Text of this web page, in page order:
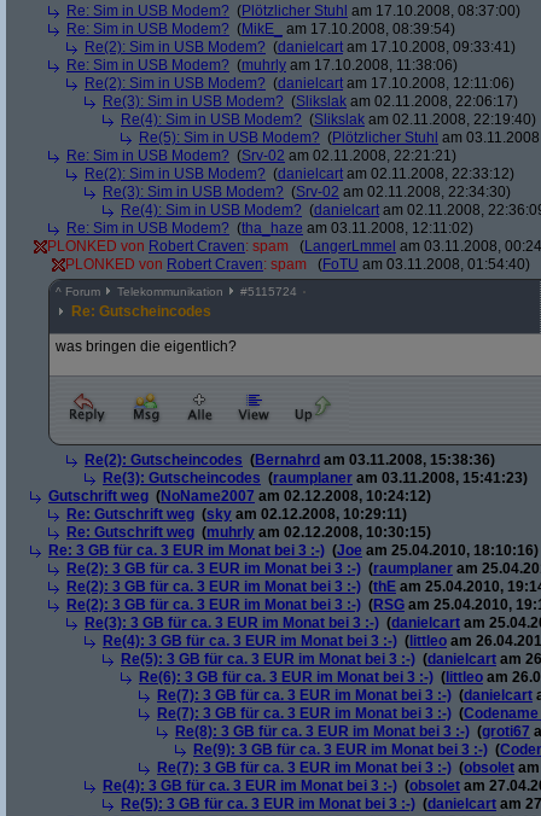
Re: Sim in USB Modem? (Plötzlicher Stuhl am 17.10.2008, 08:37:00)
Re: Sim in USB Modem? (MikE_
am 17.10.2008, 08:39:54)
Re(2): Sim in USB Modem? (danielcart am 17.10.2008, 09:33:41)
Re: Sim in USB Modem? (muhrly am 17.10.2008, 11:38:06)
Re(2): Sim in USB Modem? (danielcart am 17.10.2008, 12:11:06)
Re(3): Sim in USB Modem? (Slikslak am 02.11.2008, 22:06:17)
Re(4): Sim in USB Modem? (Slikslak am 02.11.2008, 22:19:40)
Re(5): Sim in USB Modem? (Plötzlicher Stuhl am
Re: Sim in USB Modem? (Srv-02 am 02.11.2008, 22:21:21)
Re(2): Sim in USB Modem? (danielcart am 02.11.2008, 22:33:12)
Re(3): Sim in USB Modem? (Srv-02 am 02.11.2008, 22:34:30)
Re(4): Sim in USB Modem? (danielcart am 02.11.2008,
Re: Sim in USB Modem? (tha_haze am 03.11.2008, 12:11:02)
PLONKED von Robert Craven: spam (LangerLmmel am 03.11.2008,
PLONKED von Robert Craven: spam (FoTU am 03.11.2008, 01:54:40)
^ Forum Telekommunikation #5115724
Re: Gutscheincodes
was bringen die eigentlich?
Re(2): Gutscheincodes (Bernahrd am 03.11.2008, 15:38:36)
Re(3): Gutscheincodes (raumplaner am 03.11.2008, 15:41:23)
Gutschrift weg (NoName2007 am 02.12.2008, 10:24:12)
Re: Gutschrift weg (sky am 02.12.2008, 10:29:11)
Re: Gutschrift weg (muhrly am 02.12.2008, 10:30:15)
Re: 3 GB für ca. 3 EUR im Monat bei 3 :-) (Joe am 25.04.2010, 18:10:16)
Re(2): 3 GB für ca. 3 EUR im Monat bei 3 :-) (raumplaner am
Re(2): 3 GB für ca. 3 EUR im Monat bei 3 :-) (thE am 25.04.2010,
Re(2): 3 GB für ca. 3 EUR im Monat bei 3 :-) (RSG am 25.04.2010,
Re(3): 3 GB für ca. 3 EUR im Monat bei 3 :-) (danielcart am
Re(4): 3 GB für ca. 3 EUR im Monat bei 3 :-) ( littleo am
Re(5): 3 GB für ca. 3 EUR im Monat bei 3 :-) (danielcart am
Re(6): 3 GB für ca. 3 EUR im Monat bei 3 :-) ( littleo am
Re(7): 3 GB für ca. 3 EUR im Monat bei 3 :-) (danielcart
Re(7): 3 GB für ca. 3 EUR im Monat bei 3 :-) (Codename
Re(8): 3 GB für ca. 3 EUR im Monat bei 3 :-) (groti67
Re(9): 3 GB für ca. 3 EUR im Monat bei 3 :-) (
Re(7): 3 GB für ca. 3 EUR im Monat bei 3 :-) (obsolet
Re(4): 3 GB für ca. 3 EUR im Monat bei 3 :-) (obsolet am
Re(5): 3 GB für ca. 3 EUR im Monat bei 3 :-) (danielcart am